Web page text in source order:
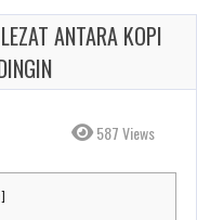
ANTARA KOPI
587 Views
]